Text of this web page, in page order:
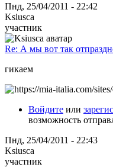
Пнд, 25/04/2011 - 22:42
Ksiusca
участник
Re: А мы вот так
гикаем
Войдите или
возможность
Пнд, 25/04/2011 - 22:43
Ksiusca
участник